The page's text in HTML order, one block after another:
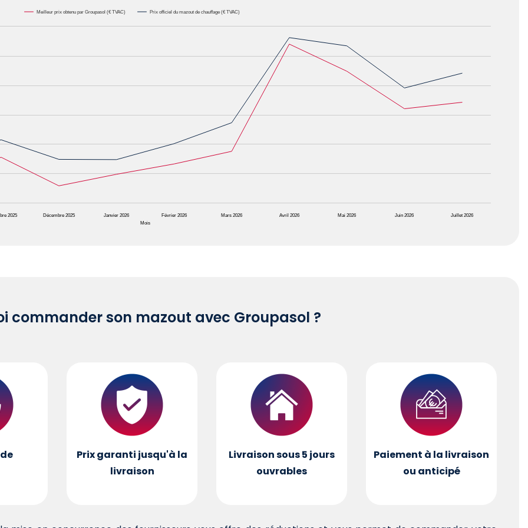
Mois
Meilleur prix obtenu par Groupasol (€ TVAC) Prix officiel du mazout de chauffage (€ TVAC)
2025 Décembre 2025 Janvier 2026 Février 2026 Mars 2026 Avril 2026 Mai 2026 Juin 2026 Juillet 2026
commander son mazout avec Groupasol ?
Prix garanti jusqu'à la
livraison
Livraison sous 5 jours
ouvrables
Paiement à la livraison
ou anticipé